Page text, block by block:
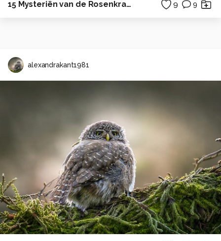
15 Mysteriën van de Rosenkrans 9 9
alexandrakant1981